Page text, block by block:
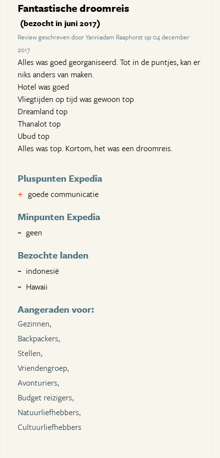
Fantastische droomreis
(bezocht in juni 2017)
Review geschreven door Yanniadam Raaphorst op 04 december
2017
Alles was goed georganiseerd. Tot in de puntjes, kan er
niks anders van maken.
Hotel was goed
Vliegtijden op tijd was gewoon top
Dreamland top
Thanalot top
Ubud top
Alles was top. Kortom, het was een droomreis.
Pluspunten Expedia
goede communicatie
Minpunten Expedia
geen
Bezochte landen
indonesië
Hawaii
Aangeraden voor:
Gezinnen,
Backpackers,
Stellen,
Vriendengroep,
Avonturiers,
Budget reizigers,
Natuurliefhebbers,
Cultuurliefhebbers